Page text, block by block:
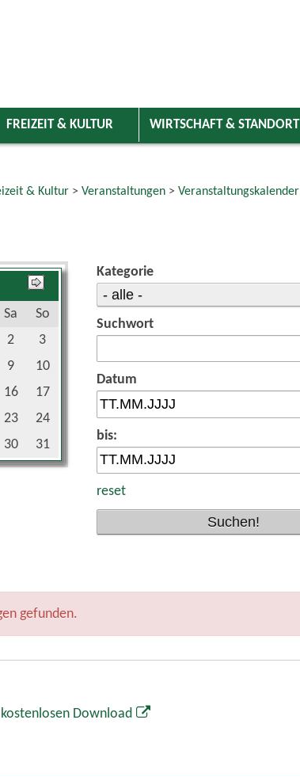
FREIZEIT & KULTUR WIRTSCHAFT & STANDORT
& Kultur> Veranstaltungen> Veranstaltungskalender
Sa
So
2
3
9
10
16
17
23
24
30 31
Kategorie
Suchwort
Datum
bis:
reset
gefunden.
Download